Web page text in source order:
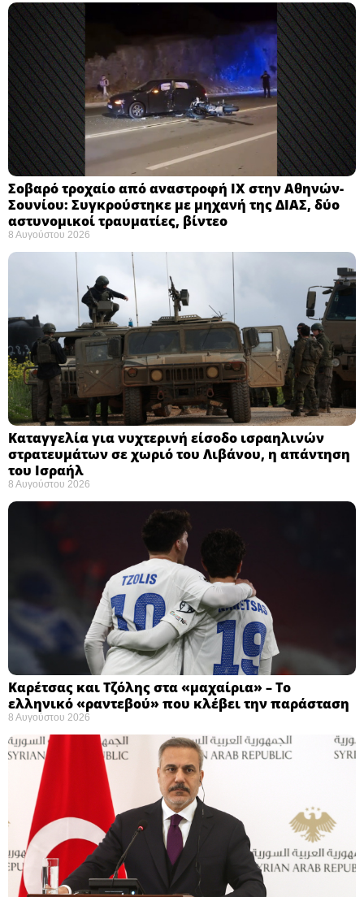
Σοβαρό τροχαίο από αναστροφή ΙΧ στην Αθηνών-
Σουνίου: Συγκρούστηκε με μηχανή της ΔΙΑΣ, δύο
αστυνομικοί τραυματίες, βίντεο
8 Αυγούστου 2026
Καταγγελία για νυχτερινή είσοδο ισραηλινών
στρατευμάτων σε χωριό του Λιβάνου, η απάντηση
του Ισραήλ
8 Αυγούστου 2026
Καρέτσας και Τζόλης στα «μαχαίρια» – Το
ελληνικό «ραντεβού» που κλέβει την παράσταση
8 Αυγούστου 2026